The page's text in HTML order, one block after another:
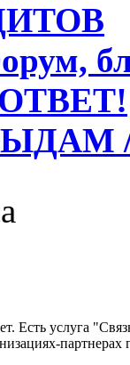
ОТВЕТ!
Есть услуга